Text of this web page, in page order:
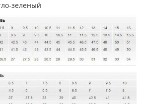
зеленый